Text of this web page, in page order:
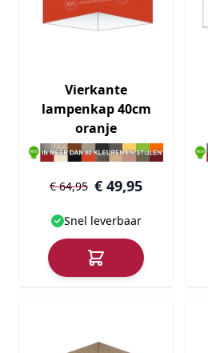
Vierkante
lampenkap 40cm
oranje
€ 49,95
€ 64,95
Snel leverbaar